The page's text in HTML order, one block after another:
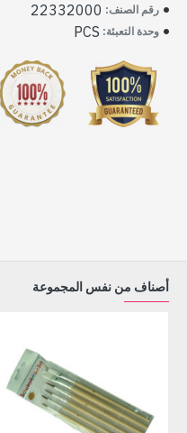
رقم الصنف: 22332000
وحدة التعبئة: PCS
أصناف من نفس المجموعة